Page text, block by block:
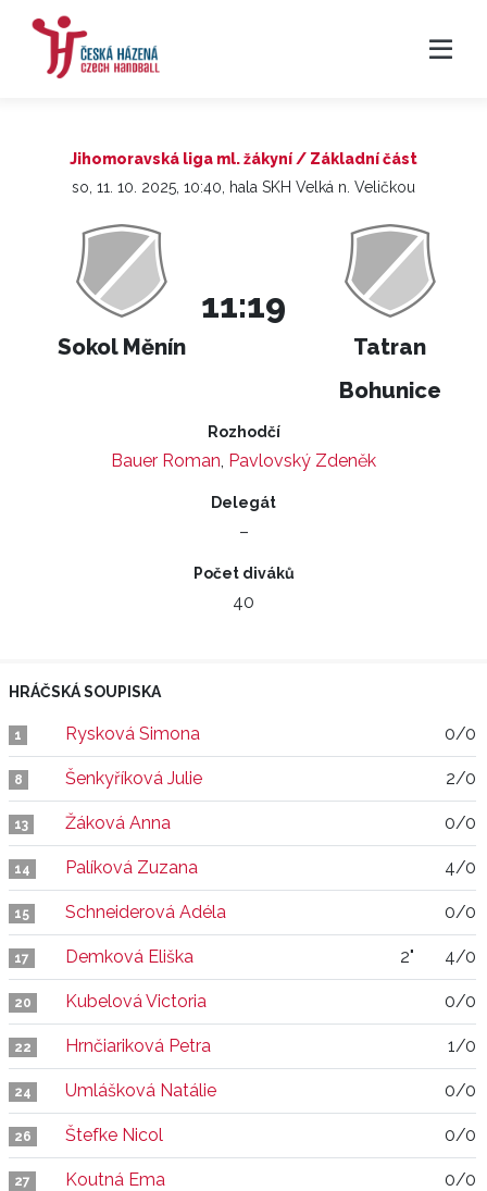
Jihomoravská liga ml. žákyní / Základní část
so, 11. 10. 2025, 10:40, hala SKH Velká n. Veličkou
Sokol Měnín
11:19
Tatran
Bohunice
Rozhodčí
Bauer Roman, Pavlovský Zdeněk
Delegát
–
Počet diváků
40
HRÁČSKÁ SOUPISKA
1 Rysková Simona 0/0
8 Šenkyříková Julie 2/0
13 Žáková Anna 0/0
14 Palíková Zuzana 4/0
15 Schneiderová Adéla 0/0
17 Demková Eliška 2" 4/0
20 Kubelová Victoria 0/0
22 Hrnčiariková Petra 1/0
24 Umlášková Natálie 0/0
26 Štefke Nicol 0/0
27 Koutná Ema 0/0